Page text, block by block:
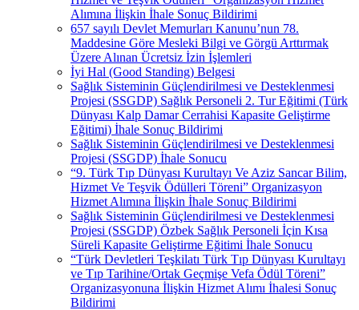
Alımına İlişkin İhale Sonuç Bildirimi
657 sayılı Devlet Memurları Kanunu’nun 78.
Maddesine Göre Mesleki Bilgi ve Görgü Arttırmak
Üzere Alınan Ücretsiz İzin İşlemleri
İyi Hal (Good Standing) Belgesi
Sağlık Sisteminin Güçlendirilmesi ve Desteklenmesi
Projesi (SSGDP) Sağlık Personeli 2. Tur Eğitimi (Türk
Dünyası Kalp Damar Cerrahisi Kapasite Geliştirme
Eğitimi) İhale Sonuç Bildirimi
Sağlık Sisteminin Güçlendirilmesi ve Desteklenmesi
Projesi (SSGDP) İhale Sonucu
“9. Türk Tıp Dünyası Kurultayı Ve Aziz Sancar Bilim,
Hizmet Ve Teşvik Ödülleri Töreni” Organizasyon
Hizmet Alımına İlişkin İhale Sonuç Bildirimi
Sağlık Sisteminin Güçlendirilmesi ve Desteklenmesi
Projesi (SSGDP) Özbek Sağlık Personeli İçin Kısa
Süreli Kapasite Geliştirme Eğitimi İhale Sonucu
“Türk Devletleri Teşkilatı Türk Tıp Dünyası Kurultayı
ve Tıp Tarihine/Ortak Geçmişe Vefa Ödül Töreni”
Organizasyonuna İlişkin Hizmet Alımı İhalesi Sonuç
Bildirimi